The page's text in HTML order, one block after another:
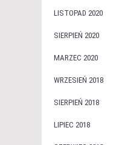
LISTOPAD 2020
SIERPIEŃ 2020
MARZEC 2020
WRZESIEŃ 2018
SIERPIEŃ 2018
LIPIEC 2018